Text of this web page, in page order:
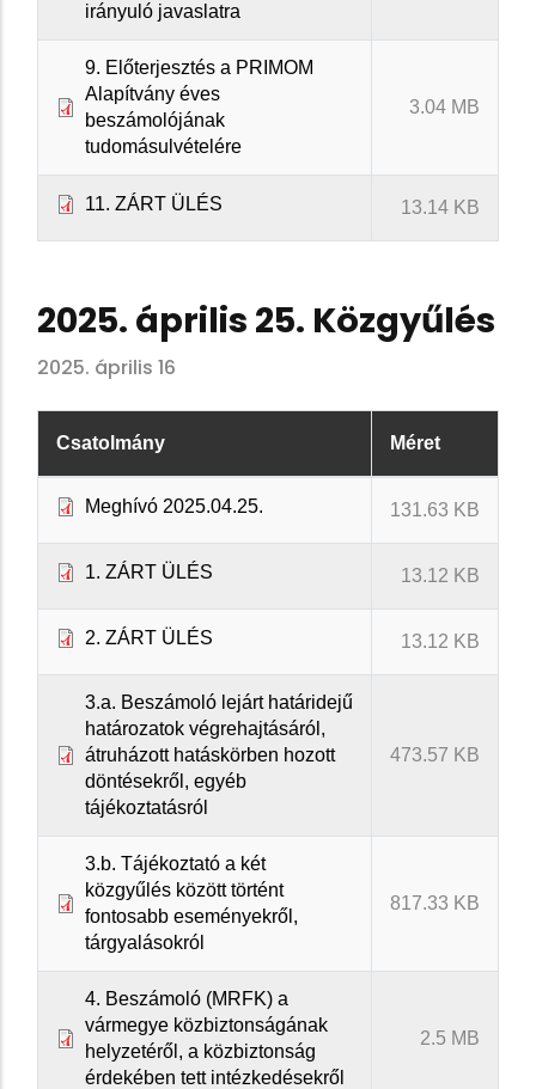
irányuló javaslatra
9. Előterjesztés a PRIMOM
Alapítvány éves
beszámolójának
tudomásulvételére
3.04 MB
11. ZÁRT ÜLÉS 13.14 KB
2025. április 25. Közgyűlés
2025. április 16
Csatolmány Méret
Meghívó 2025.04.25. 131.63 KB
1. ZÁRT ÜLÉS 13.12 KB
2. ZÁRT ÜLÉS 13.12 KB
3.a. Beszámoló lejárt határidejű
határozatok végrehajtásáról,
átruházott hatáskörben hozott
döntésekről, egyéb
tájékoztatásról
473.57 KB
3.b. Tájékoztató a két
közgyűlés között történt
fontosabb eseményekről,
tárgyalásokról
817.33 KB
4. Beszámoló (MRFK) a
vármegye közbiztonságának
helyzetéről, a közbiztonság
érdekében tett intézkedésekről
2.5 MB